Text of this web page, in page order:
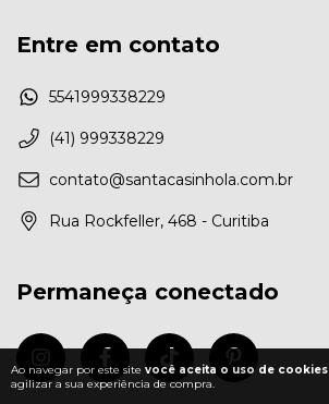
Ao navegar por este site você aceita o uso de cookies
agilizar a sua experiência de compra.
Entre em contato
5541999338229
(41) 999338229
contato@santacasinhola.com.br
Rua Rockfeller, 468 - Curitiba
Permaneça conectado